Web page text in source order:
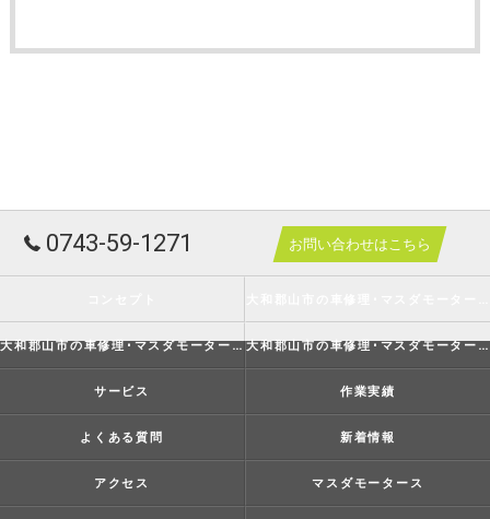
0743-59-1271 お問い合わせはこちら
大和郡山市の車修理･マスダモータースの評判 大和郡山市の車修理･マスダモータースのお客様の声
サービス 作業実績
よくある質問 新着情報
アクセス マスダモータース